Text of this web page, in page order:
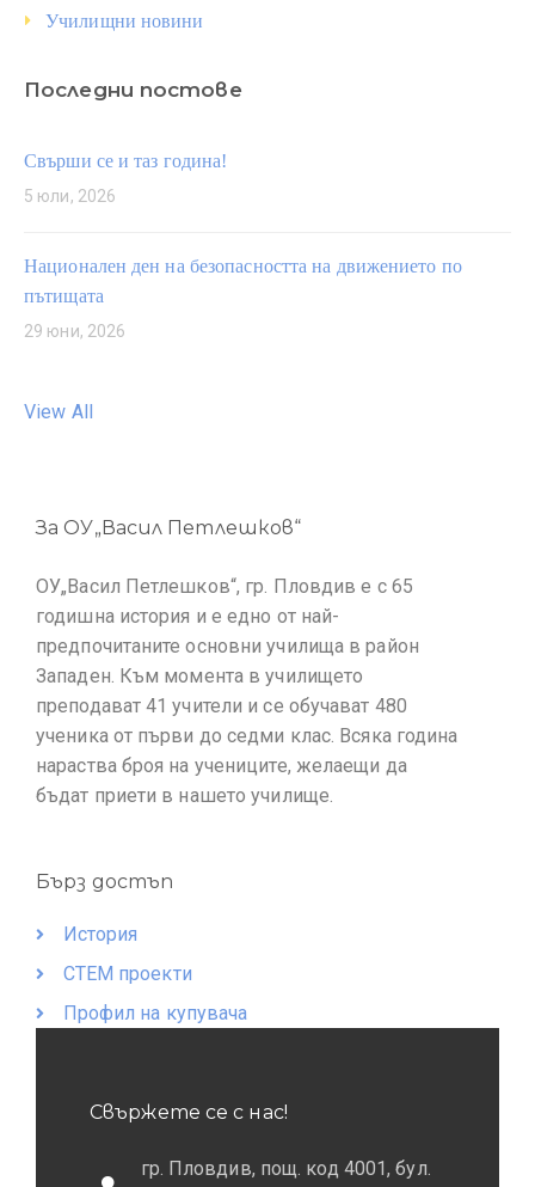
Училищни новини
Последни постове
Свърши се и таз година!
5 юли, 2026
Национален ден на безопасността на движението по
пътищата
29 юни, 2026
View All
За ОУ„Васил Петлешков“
ОУ„Васил Петлешков“, гр. Пловдив е с 65
годишна история и е едно от най-
предпочитаните основни училища в район
Западен. Към момента в училището
преподават 41 учители и се обучават 480
ученика от първи до седми клас. Всяка година
нараства броя на учениците, желаещи да
бъдат приети в нашето училище.
Бърз достъп
История
СТЕМ проекти
Профил на купувача
Свържете се с нас!
гр. Пловдив, пощ. код 4001, бул.